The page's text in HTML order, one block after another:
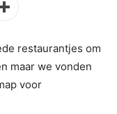
restaurantjes om
maar we vonden
voor